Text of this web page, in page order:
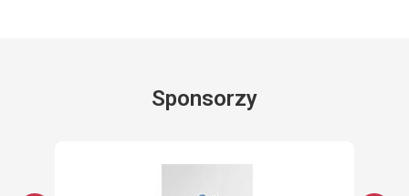
Sponsorzy